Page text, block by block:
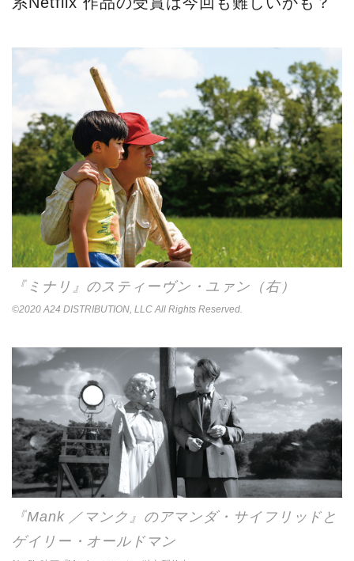
『ミナリ』のスティーヴン・ユァン（右）
©2020 A24 DISTRIBUTION, LLC All Rights Reserved.
『Mank ／マンク』のアマンダ・サイフリッドと
ゲイリー・オールドマン